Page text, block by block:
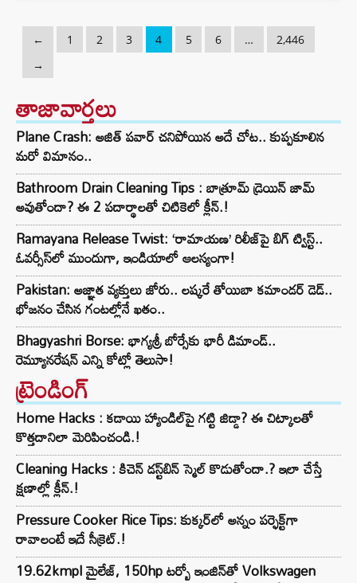
← 1 2 3 4 5 6 …
2,446
→
తాజావార్తలు
Plane Crash: అజిత్ పవార్ చనిపోయిన అదే చోట.. కుప్పకూలిన
మరో విమానం..
Bathroom Drain Cleaning Tips : బాత్రూమ్ డ్రెయిన్ జామ్
అవుతోందా? ఈ 2 పదార్థాలతో చిటికెలో క్లీన్.!
Ramayana Release Twist: ‘రామాయణ’ రిలీజ్‌పై బిగ్ ట్విస్ట్..
ఓవర్సీస్‌లో ముందుగా, ఇండియాలో ఆలస్యంగా!
Pakistan: అజ్ఞాత వ్యక్తులు జోరు.. లష్కరే తోయిబా కమాండర్ డెడ్..
భోజనం చేసిన గంటల్లోనే ఖతం..
Bhagyashri Borse: భాగ్యశ్రీ బోర్సేకు భారీ డిమాండ్..
రెమ్యూనరేషన్ ఎన్ని కోట్లో తెలుసా!
ట్రెండింగ్‌
Home Hacks : కడాయి హ్యాండిల్‌పై గట్టి జిడ్డా? ఈ చిట్కాలతో
కొత్తదానిలా మెరిపించండి.!
Cleaning Hacks : కిచెన్ డస్ట్‌బిన్ స్మెల్ కొడుతోందా.? ఇలా చేస్తే
క్షణాల్లో క్లీన్.!
Pressure Cooker Rice Tips: కుక్కర్‌లో అన్నం పర్ఫెక్ట్‌గా
రావాలంటే ఇదే సీక్రెట్.!
19.62kmpl మైలేజ్, 150hp టర్బో ఇంజిన్‌తో Volkswagen